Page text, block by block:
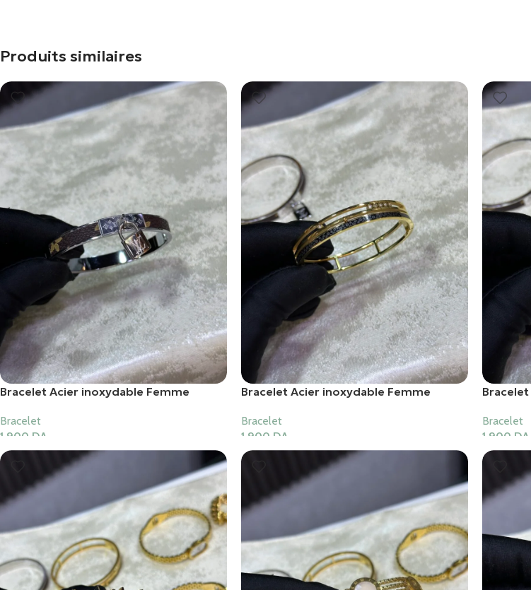
Produits similaires
Bracelet Acier inoxydable Femme
Bracelet
1,900 DA
Ajouter Au Panier
Bracelet Acier inoxydable Femme
Bracelet
1,900 DA
Bracelet
1,900 DA
Ajouter